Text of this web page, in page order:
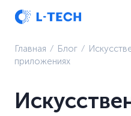
Главная ⁄ Блог ⁄
приложениях